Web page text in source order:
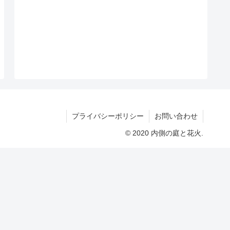
プライバシーポリシー お問い合わせ
© 2020 内側の庭と花火.